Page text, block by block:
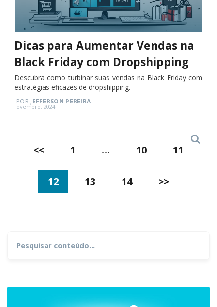
Dicas para Aumentar Vendas na
Black Friday com Dropshipping
Descubra como turbinar suas vendas na Black Friday com
estratégias eficazes de dropshipping.
PORJEFFERSON PEREIRA
Posted
ovembro, 2024
Paginação
posts
<< 1 … 10 11
12 13 14 >>
Search